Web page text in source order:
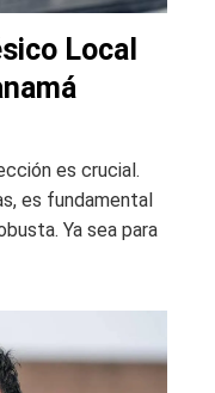
Local
es crucial.
es fundamental
Ya sea para